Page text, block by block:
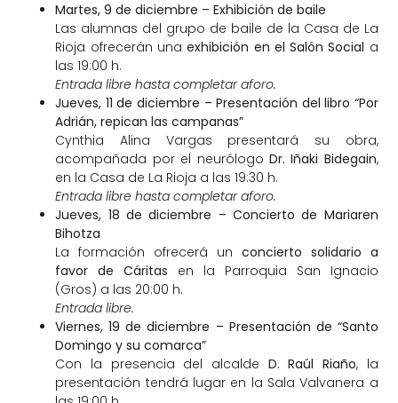
Martes, 9 de diciembre – Exhibición de baile
Las alumnas del grupo de baile de la Casa de La
Rioja ofrecerán unaexhibición en el Salón Social a
las 19:00 h.
Entrada libre hasta completar aforo.
Jueves, 11 de diciembre – Presentación del libro “Por
Adrián, repican las campanas”
Cynthia Alina Vargas presentará su obra,
acompañada por el neurólogo Dr. Iñaki Bidegain,
en la Casa de La Rioja a las 19:30 h.
Entrada libre hasta completar aforo.
Jueves, 18 de diciembre – Concierto de Mariaren
Bihotza
La formación ofrecerá un concierto solidario a
favor de Cáritas en la Parroquia San Ignacio
(Gros) a las 20:00 h.
Entrada libre.
Viernes, 19 de diciembre – Presentación de “Santo
Domingo y su comarca”
Con la presencia del alcalde D. Raúl Riaño, la
presentación tendrá lugar en la Sala Valvanera a